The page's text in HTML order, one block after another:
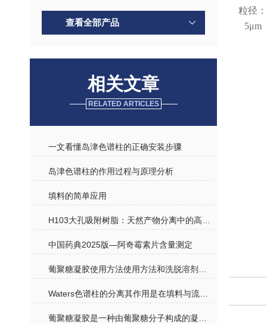
查看全部产品
相关文章
RELATED ARTICLES
一文看懂岛津色谱柱的正确安装步骤
岛津色谱柱的作用过程与原理分析
填料的简单应用
中国药典2025版—阿奇霉素片含量测定
粒径：
5μm